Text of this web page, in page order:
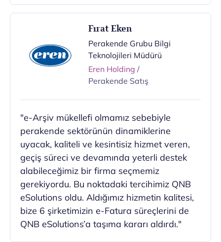
Fırat Eken
Perakende Grubu Bilgi
Teknolojileri Müdürü
Eren Holding /
Perakende Satış
"e-Arşiv mükellefi olmamız sebebiyle
perakende sektörünün dinamiklerine
uyacak, kaliteli ve kesintisiz hizmet veren,
geçiş süreci ve devamında yeterli destek
alabileceğimiz bir firma seçmemiz
gerekiyordu. Bu noktadaki tercihimiz QNB
eSolutions oldu. Aldığımız hizmetin kalitesi,
bize 6 şirketimizin e-Fatura süreçlerini de
QNB eSolutions’a taşıma kararı aldırdı."